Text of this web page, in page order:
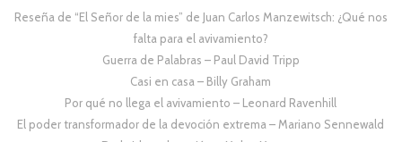
Reseña de “El Señor de la mies” de Juan Carlos Manzewitsch: ¿Qué nos
falta para el avivamiento?
Guerra de Palabras – Paul David Tripp
Casi en casa – Billy Graham
Por qué no llega el avivamiento – Leonard Ravenhill
El poder transformador de la devoción extrema – Mariano Sennewald